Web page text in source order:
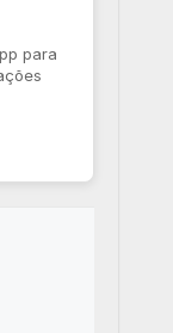
para